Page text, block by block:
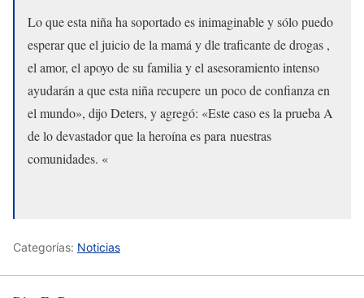
Lo que esta niña ha soportado es inimaginable y sólo puedo
esperar que el juicio de la mamá y dle traficante de drogas ,
el amor, el apoyo de su familia y el asesoramiento intenso
ayudarán a que esta niña recupere un poco de confianza en
el mundo», dijo Deters, y agregó: «Este caso es la prueba A
de lo devastador que la heroína es para nuestras
comunidades. «
Categorías: Noticias